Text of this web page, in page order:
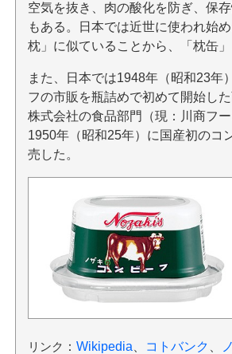
空気を抜き、肉の酸化を防ぎ、保
もある。日本では近世に使われ始
枕」に似ていることから、「枕缶」
また、日本では1948年（昭和23年
フの市販を瓶詰めで初めて開始し
株式会社の食品部門（現：川商フ
1950年（昭和25年）に国産初のコ
売した。
リンク ： Wikipedia コトバンク